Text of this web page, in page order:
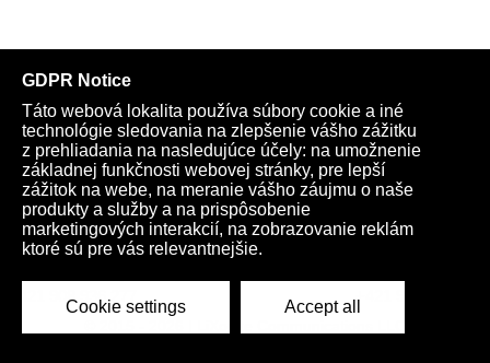
Telegram Youtube Facebook
Archív
Obchod
TV Kardio Podporte nás
Všeobecné podmienky
+421 908 936 277
+421 950 661 116